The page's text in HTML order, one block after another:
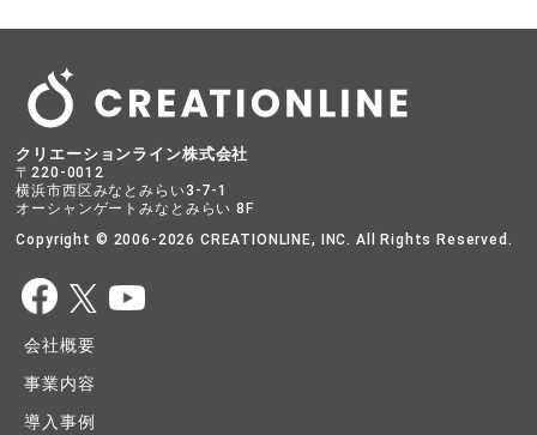
クリエーションライン株式会社
〒220-0012
横浜市西区みなとみらい3-7-1
オーシャンゲートみなとみらい 8F
Copyright © 2006-2026 CREATIONLINE, INC. All Rights Reserved.
会社概要
事業内容
導入事例